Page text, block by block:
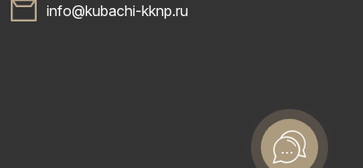
info@kubachi-kknp.ru